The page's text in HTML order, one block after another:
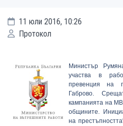
11 юли 2016, 10:26
Протокол
Министър
участва в
превенция на
Габрово.
кампанията на
общините.
на